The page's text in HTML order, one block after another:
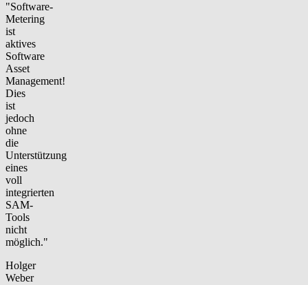
"Software-
Metering
ist
aktives
Software
Asset
Management!
Dies
ist
jedoch
ohne
die
Unterstützung
eines
voll
integrierten
SAM-
Tools
nicht
möglich."
Holger
Weber